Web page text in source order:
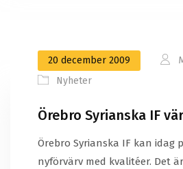
20 december 2009
Nyheter
Örebro Syrianska IF
Örebro Syrianska IF kan idag
nyförvärv med kvalitéer. Det